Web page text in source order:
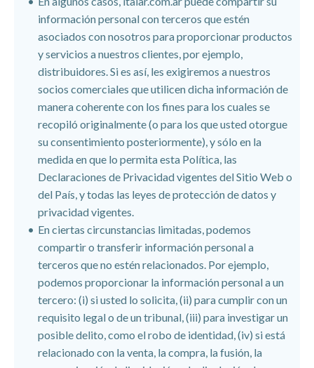
información personal con terceros que estén
asociados con nosotros para proporcionar productos
y servicios a nuestros clientes, por ejemplo,
distribuidores. Si es así, les exigiremos a nuestros
socios comerciales que utilicen dicha información de
manera coherente con los fines para los cuales se
recopiló originalmente (o para los que usted otorgue
su consentimiento posteriormente), y sólo en la
medida en que lo permita esta Política, las
Declaraciones de Privacidad vigentes del Sitio Web o
del País, y todas las leyes de protección de datos y
privacidad vigentes.
En ciertas circunstancias limitadas, podemos
compartir o transferir información personal a
terceros que no estén relacionados. Por ejemplo,
podemos proporcionar la información personal a un
tercero: (i) si usted lo solicita, (ii) para cumplir con un
requisito legal o de un tribunal, (iii) para investigar un
posible delito, como el robo de identidad, (iv) si está
relacionado con la venta, la compra, la fusión, la